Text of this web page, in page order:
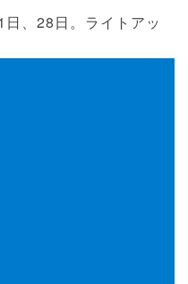
、28日。ライトアッ